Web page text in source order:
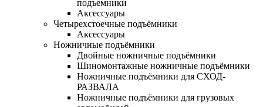
подъемники
Аксессуары
Четырехстоечные подъёмники
Аксессуары
Ножничные подъёмники
Двойные ножничные подъёмники
Шиномонтажные ножничные подъёмники
Ножничные подъёмники для СХОД-
РАЗВАЛА
Ножничные подъёмники для грузовых